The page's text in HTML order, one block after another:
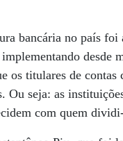
bancária no país
desde
os titulares de
Ou seja: as
com quem